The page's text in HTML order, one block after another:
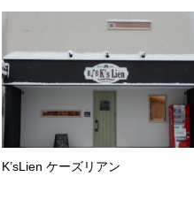
K’sLien ケーズリアン